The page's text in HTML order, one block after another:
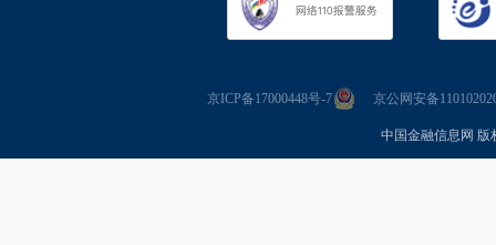
京ICP备17000448号-7 京公网安备
中国金融信息网 版